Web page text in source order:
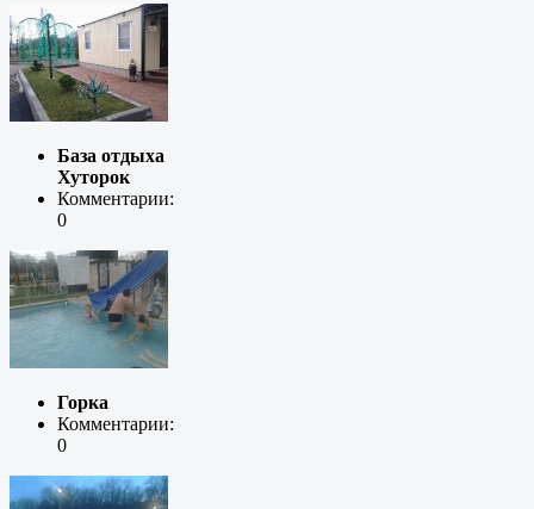
База отдыха
Хуторок
Комментарии:
0
Горка
Комментарии:
0